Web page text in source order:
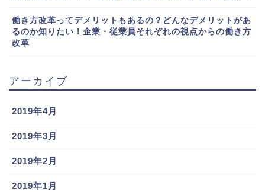
働き方改革ってデメリットもあるの？どんなデメリットがあ
るのか知りたい！企業・従業員それぞれの視点からの働き方
改革
アーカイブ
2019年4月
2019年3月
2019年2月
2019年1月